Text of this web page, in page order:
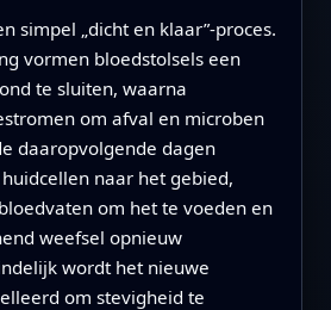
simpel „dicht en klaar”-proces.
vormen bloedstolsels een
te sluiten, waarna
om afval en microben
daaropvolgende dagen
naar het gebied,
om het te voeden en
weefsel opnieuw
wordt het nieuwe
om stevigheid te